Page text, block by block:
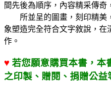
間先後為順序，內容精采傳奇
所並呈的圖畫，刻印精美
象塑造完全符合文字敘說，在
作。
♥ 若您願意購買本書，本
之印製、贈閱、捐贈公益